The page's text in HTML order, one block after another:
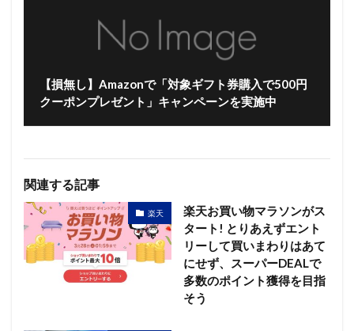
【損無し】Amazonで「対象ギフト券購入で500円
クーポンプレゼント」キャンペーンを実施中
関連する記事
楽天
楽天お買い物マラソンがス
タート! とりあえずエント
リーして買いまわりはあて
にせず、スーパーDEALで
多数のポイント獲得を目指
そう